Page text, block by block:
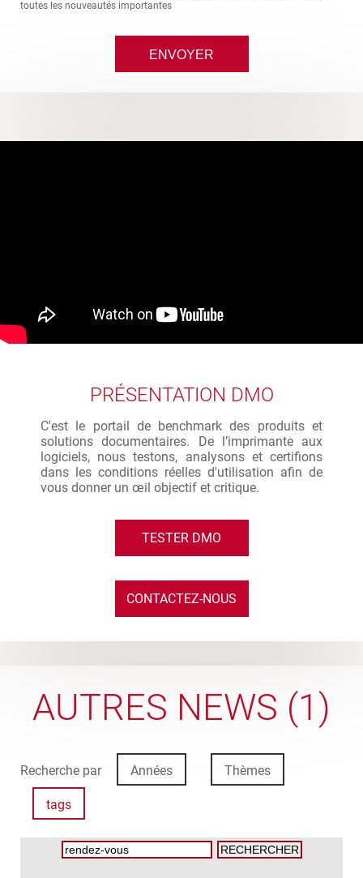
toutes les nouveautés importantes
PRÉSENTATION DMO
C'est le portail de benchmark des produits et
solutions documentaires. De l’imprimante aux
logiciels, nous testons, analysons et certifions
dans les conditions réelles d'utilisation afin de
vous donner un œil objectif et critique.
TESTER DMO
CONTACTEZ-NOUS
AUTRES NEWS (1)
Recherche par Années Thèmes
tags